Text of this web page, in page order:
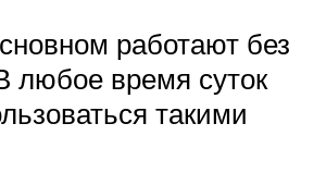
работают без
любое время суток
такими